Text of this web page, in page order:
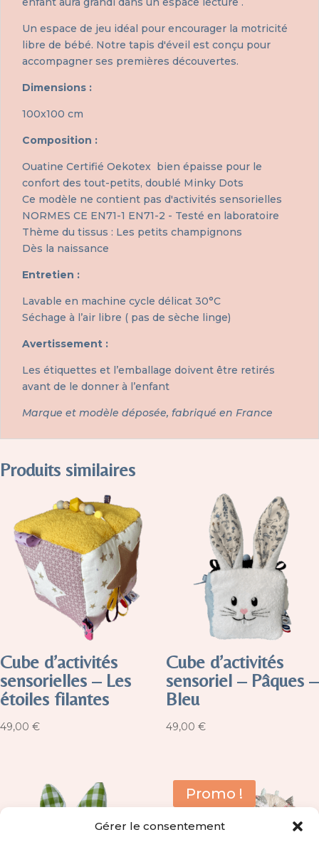
Gérer le consentement
Un espace de jeu idéal pour encourager la motricité
libre de bébé. Notre tapis d'éveil est conçu pour
accompagner ses premières découvertes.
Dimensions :
100x100 cm
Composition :
Ouatine Certifié Oekotex bien épaisse pour le
confort des tout-petits, doublé Minky Dots
Ce modèle ne contient pas d'activités sensorielles
NORMES CE EN71-1 EN71-2 - Testé en laboratoire
Thème du tissus : Les petits champignons
Dès la naissance
Entretien :
Lavable en machine cycle délicat 30°C
Séchage à l’air libre ( pas de sèche linge)
Avertissement :
Les étiquettes et l’emballage doivent être retirés
avant de le donner à l’enfant
Marque et modèle déposée, fabriqué en France
Produits similaires
Cube d’activités
sensorielles – Les
étoiles filantes
49,00 €
Cube d’activités
sensoriel – Pâques –
Bleu
49,00 €
Promo !